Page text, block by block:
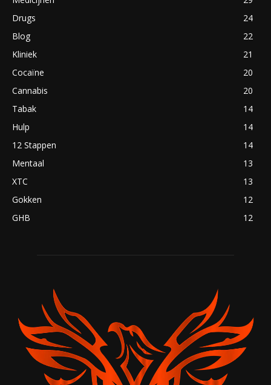
Drugs
24
Blog
22
Kliniek
21
Cocaïne
20
Cannabis
20
Tabak
14
Hulp
14
12 Stappen
14
Mentaal
13
XTC
13
Gokken
12
GHB
12